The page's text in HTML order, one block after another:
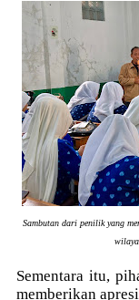
Sambutan dari penilik yang
Sementara itu,
memberikan